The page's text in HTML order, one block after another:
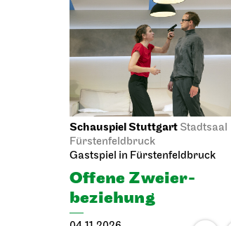
JOiN
Home Vibes -
Gestalten im JOiN-
Haus!
23.10.2026
19:00 - 22:00